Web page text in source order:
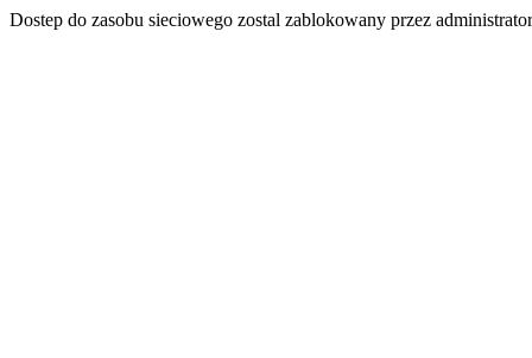
Dostep do zasobu sieciowego zostal zablokowany przez